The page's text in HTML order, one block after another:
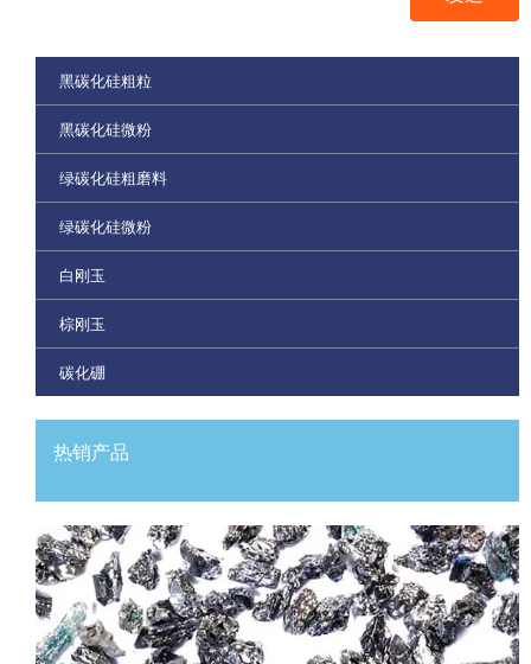
黑碳化硅粗粒
黑碳化硅微粉
绿碳化硅粗磨料
绿碳化硅微粉
白刚玉
棕刚玉
碳化硼
热销产品